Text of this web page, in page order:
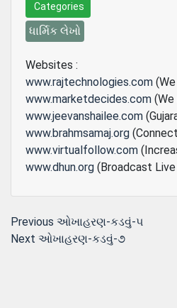
Categories
ધાર્મિક લેખો
Websites :
www.rajtechnologies.com
www.marketdecides.com
www.jeevanshailee.com
www.brahmsamaj.org
www.virtualfollow.com
www.dhun.org (Broadcast
Post
navigation
Previous Previous
post:
ઓખાહરણ-કડવું-૫
Next Next
ઓખાહરણ-કડવું-૭